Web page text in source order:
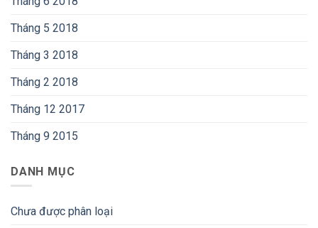
Tháng 5 2018
Tháng 3 2018
Tháng 2 2018
Tháng 12 2017
Tháng 9 2015
DANH MỤC
Chưa được phân loại